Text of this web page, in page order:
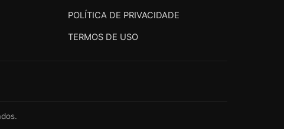
POLÍTICA DE PRIVACIDADE
TERMOS DE USO